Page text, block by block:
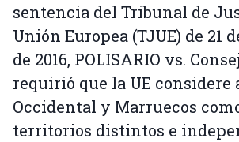
sentencia del Tribunal de
Unión Europea (TJUE) de 21
de 2016, POLISARIO vs.
requirió que la UE considere
Occidental y Marruecos
territorios distintos e